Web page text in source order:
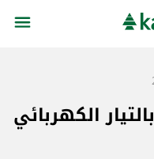
الكهربائي